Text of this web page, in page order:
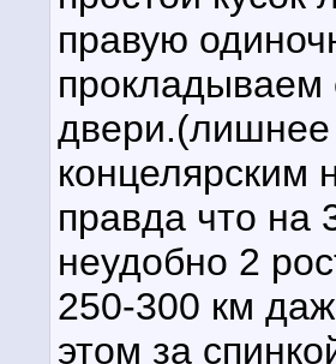
правую
прокладываем
двери.(лишнее
правда что на
неудобно 2
250-300 км
этом за